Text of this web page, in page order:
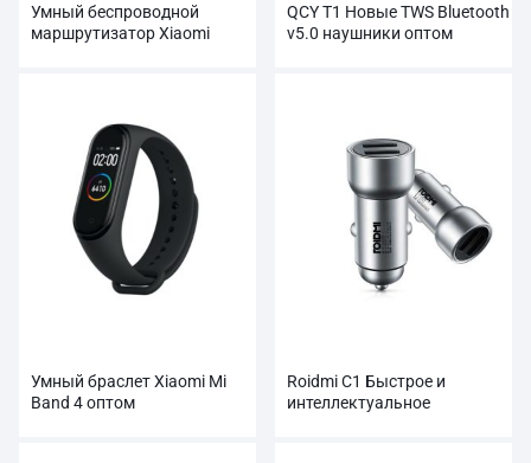
Умный беспроводной
маршрутизатор Xiaomi
QCY T1 Новые TWS Bluetooth
v5.0 наушники оптом
Умный браслет Xiaomi Mi
Band 4 оптом
Roidmi C1 Быстрое и
интеллектуальное